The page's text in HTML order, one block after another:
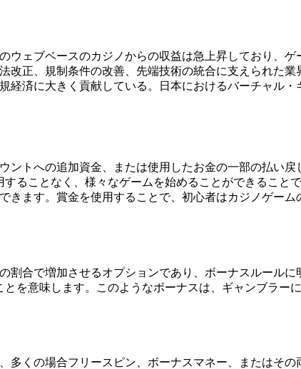
ウェブベースのカジノからの収益は急上昇しており、
改正、規制条件の改善、先端技術の統合に支えられた
経済に大きく貢献している。日本におけるバーチャル
ントへの追加資金、または使用したお金の一部の払い
ることなく、様々なゲームを始めることができること
きます。賞金を使用することで、初心者はカジノゲー
合で増加させるオプションであり、ボーナスルール
を意味します。このようなボーナスは、ギャンブラー
多くの場合フリースピン、ボーナスマネー、またはそ